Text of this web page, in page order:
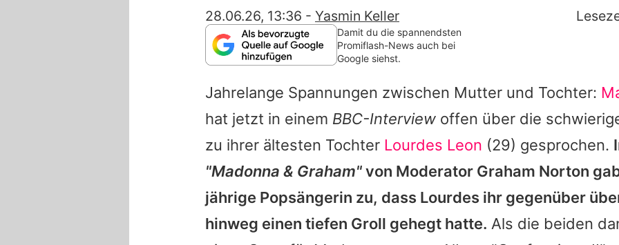
Familie & Liebe
App runterladen
Team
Redaktionelle Richtlinien
28.06.26, 13:36 - Yasmin Keller
Damit du die spannendsten
Promiflash-News auch bei
Google siehst.
Jahrelange Spannungen zwischen Mutter und Tochter:
hat jetzt in einem BBC-Interview offen über die
zu ihrer ältesten Tochter Lourdes Leon (29) gesprochen.
"Madonna & Graham"von Moderator Graham Norton
jährige Popsängerin zu, dass Lourdes ihr gegenüber
hinweg einen tiefen Groll gehegt hatte. Als die beiden